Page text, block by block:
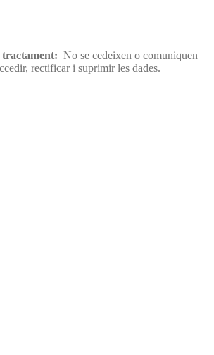
tractament: No se cedeixen o comuniquen
rectificar i suprimir les dades.